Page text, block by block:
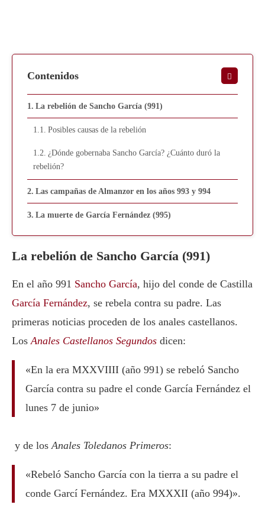
Contenidos
La rebelión de Sancho García (991)
Posibles causas de la rebelión
¿Dónde gobernaba Sancho García? ¿Cuánto duró la
rebelión?
Las campañas de Almanzor en los años 993 y 994
La muerte de García Fernández (995)
La rebelión de Sancho García (991)
En el año 991 Sancho García, hijo del conde de Castilla
García Fernández, se rebela contra su padre. Las
primeras noticias proceden de los anales castellanos.
LosAnales Castellanos Segundos dicen:
«En la era MXXVIIII (año 991) se rebeló Sancho
García contra su padre el conde García Fernández el
lunes 7 de junio»
y de los Anales Toledanos Primeros:
«Rebeló Sancho García con la tierra a su padre el
conde Garcí Fernández. Era MXXXII (año 994)».